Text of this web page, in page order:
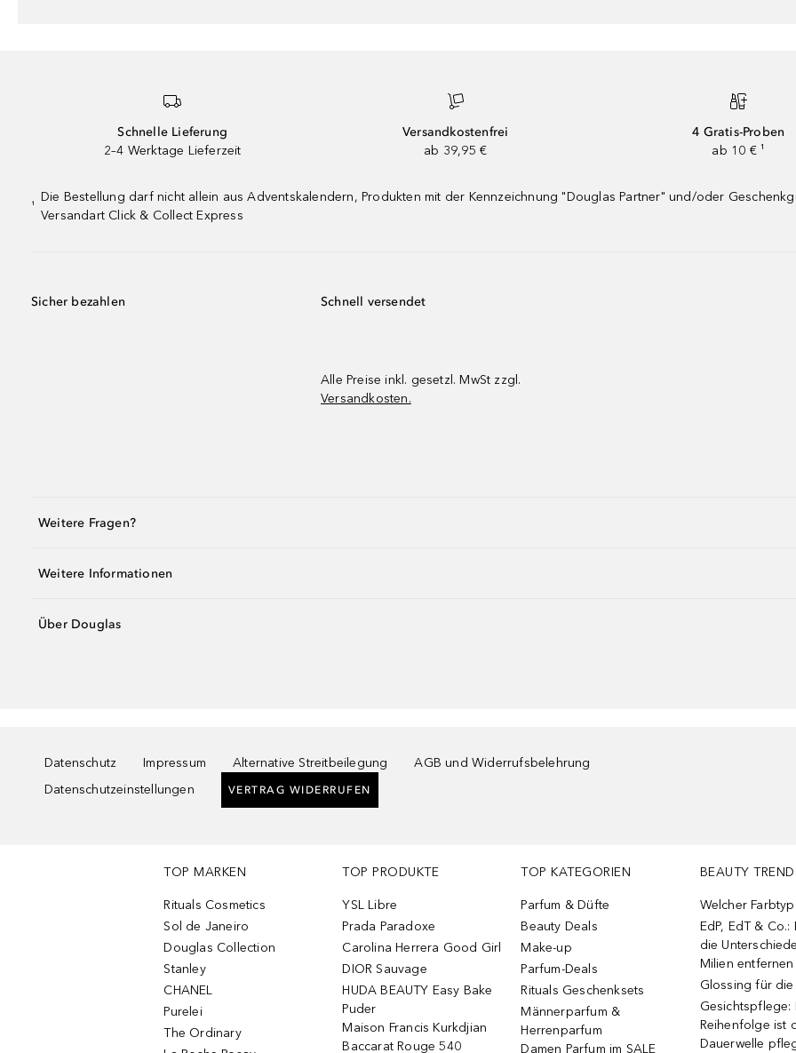
Schnelle Lieferung
2–4 Werktage Lieferzeit
Versandkostenfrei
ab 39,95 €
4 Gratis-Proben
ab 10 € ¹
¹
Die Bestellung darf nicht allein aus Adventskalendern, Produkten mit der Kennzeichnung "Douglas Partner" und/oder
Versandart Click & Collect Express
Sicher bezahlen Schnell versendet
Alle Preise inkl. gesetzl. MwSt zzgl.
Versandkosten.
Weitere Fragen?
Weitere Informationen
Über Douglas
Datenschutz Impressum Alternative Streitbeilegung
AGB und Widerrufsbelehrung
Datenschutzeinstellungen
VERTRAG WIDERRUFEN
TOP MARKEN
Rituals Cosmetics
Sol de Janeiro
Douglas Collection
Stanley
CHANEL
Purelei
The Ordinary
TOP PRODUKTE
YSL Libre
Prada Paradoxe
Carolina Herrera Good Girl
DIOR Sauvage
HUDA BEAUTY Easy Bake
Puder
Maison Francis Kurkdjian
Baccarat Rouge 540
TOP KATEGORIEN
Parfum & Düfte
Beauty Deals
Make-up
Parfum-Deals
Rituals Geschenksets
Männerparfum &
Herrenparfum
Damen Parfum im SALE
BEAUTY
Welcher
EdP, EdT & Co.:
die Unterschiede
Milien entfernen
Glossing für die
Gesichtspflege:
Reihenfolge ist
Dauerwelle